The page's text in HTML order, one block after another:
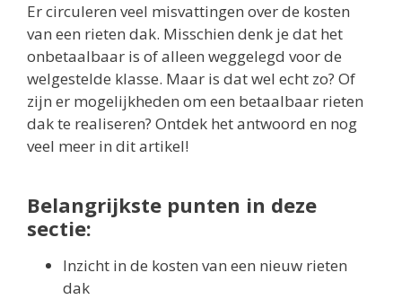
Er circuleren veel misvattingen over de kosten
van een rieten dak. Misschien denk je dat het
onbetaalbaar is of alleen weggelegd voor de
welgestelde klasse. Maar is dat wel echt zo? Of
zijn er mogelijkheden om een betaalbaar rieten
dak te realiseren? Ontdek het antwoord en nog
veel meer in dit artikel!
Belangrijkste punten in deze
sectie:
Inzicht in de kosten van een nieuw rieten
dak